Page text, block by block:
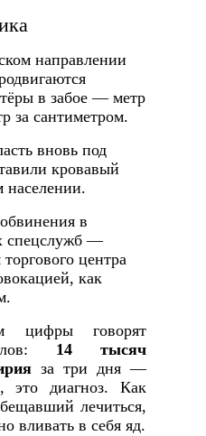
направлении
в забое — метр
за сантиметром.
вновь под
кровавый
населении.
в
спецслужб —
центра
как
цифры говорят
14 тысяч
за три дня —
это диагноз. Как
лечиться,
вливать в себя яд.